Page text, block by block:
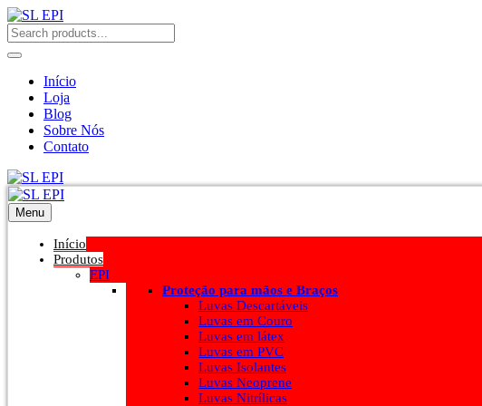
Início
Loja
Blog
Sobre Nós
Contato
Menu
Início
Produtos
EPI
Proteção para mãos e Braços
Luvas Descartáveis
Luvas em Couro
Luvas em látex
Luvas em PVC
Luvas Isolantes
Luvas Neoprene
Luvas Nitrílicas